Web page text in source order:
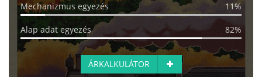
Mechanizmus egyezés
11%
Alap adat egyezés 82%
ÁRKALKULÁTOR